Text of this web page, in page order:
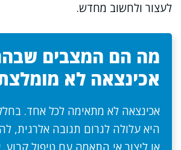
לעצור ולחשוב מחדש.
מה הם המצבים
אכינצאה לא
אכינצאה לא מתאימה לכל אחד.
היא עלולה לגרום תגובה אלרגית,
או ליצור אי התאמה עם טיפול קבוע.